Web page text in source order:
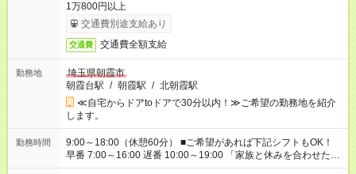
1万800円以上
交通費別途支給あり
交通費 交通費全額支給
勤務地
埼玉県朝霞市
朝霞台駅 / 朝霞駅 / 北朝霞駅
≪自宅からドアtoドアで30分以内！≫ご希望の勤務地を紹介
します。
勤務時間
9:00～18:00（休憩60分） ■ご希望があれば下記シフトもOK！
早番 7:00～16:00 遅番 10:00～19:00 「家族と休みを合わせた
い」 「余裕を持って夕飯の準備がしたい」 「できれば残業はし